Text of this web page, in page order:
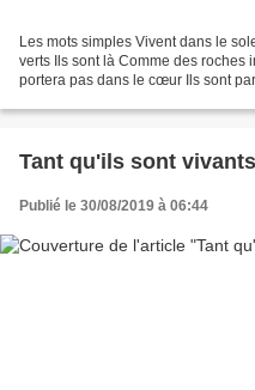
Les mots simples Vivent dans le
verts Ils sont là Comme des roches
portera pas dans le cœur Ils sont
Tant qu'ils sont vivants
Publié le 30/08/2019 à 06:44